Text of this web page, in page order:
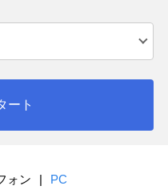
ート
ォン | PC